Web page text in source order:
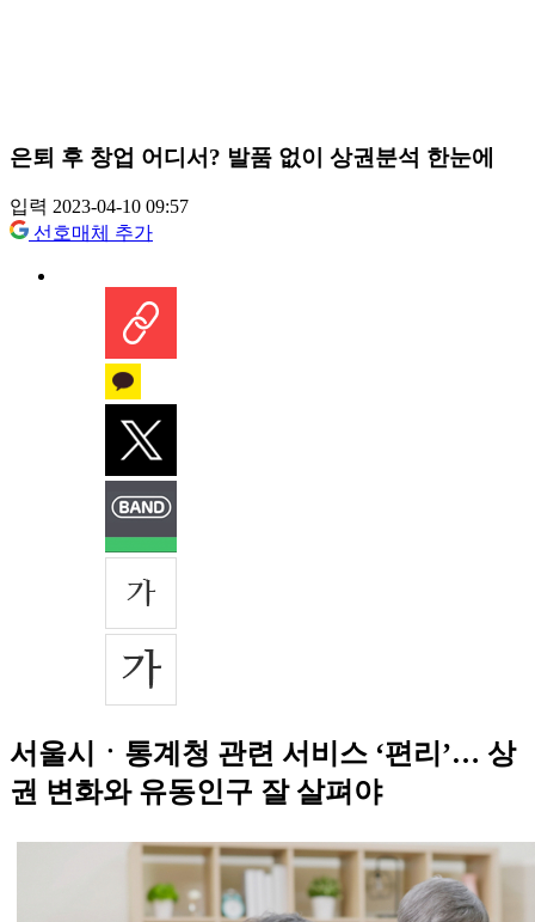
은퇴 후 창업 어디서? 발품 없이 상권분석 한눈에
입력 2023-04-10 09:57
선호매체 추가
서울시ㆍ통계청 관련 서비스 ‘편리’… 상
권 변화와 유동인구 잘 살펴야